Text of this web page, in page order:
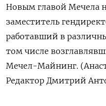
Новым главой Мечела
заместитель
работавший в
том числе
Мечел-Майнинг.
Редактор Дмитрий